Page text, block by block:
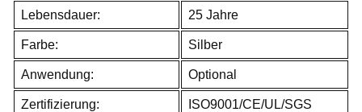
Lebensdauer: 25 Jahre
Farbe: Silber
Anwendung: Optional
Zertifizierung: ISO9001/CE/UL/SGS